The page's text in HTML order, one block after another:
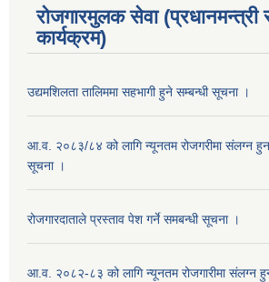
रोजगारमुलक सेवा (प्रधानमन्त्री
कार्यक्रम)
उद्यमशिलता तालिममा सहभागी हुने सम्बन्धी सूचना ।
आ.व. २०८३/८४ को लागि न्यूनतम रोजगरीमा संलग्न
सूचना ।
रोजगारदाताले प्रस्ताव पेश गर्ने समबन्धी सूचना ।
आ.व. २०८२-८३ को लागि न्यूनतम रोजगारीमा संलग्न